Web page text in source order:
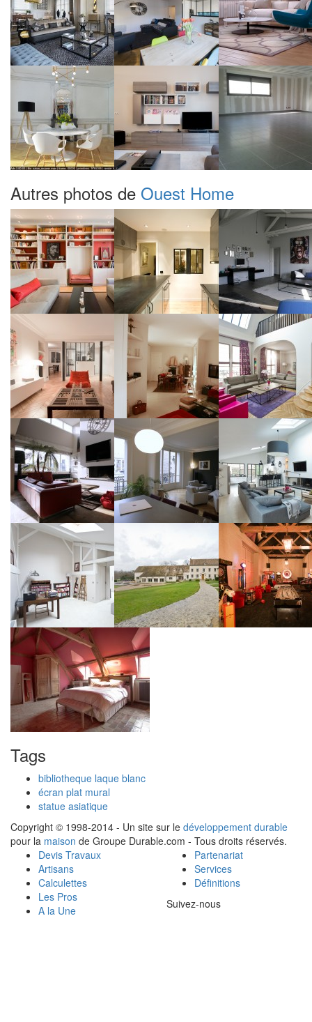
Autres photos de Ouest Home
Tags
bibliotheque laque blanc
écran plat mural
statue asiatique
Copyright © 1998-2014 - Un site sur le développement durable
pour la maison de Groupe Durable.com - Tous droits réservés.
Devis Travaux
Artisans
Calculettes
Les Pros
A la Une
Partenariat
Services
Définitions
Suivez-nous